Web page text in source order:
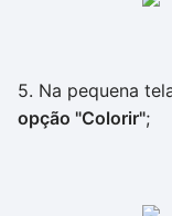
5. Na pequena
opção "Colorir";